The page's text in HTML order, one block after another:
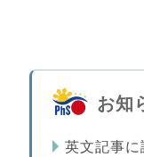
お知
英文記事